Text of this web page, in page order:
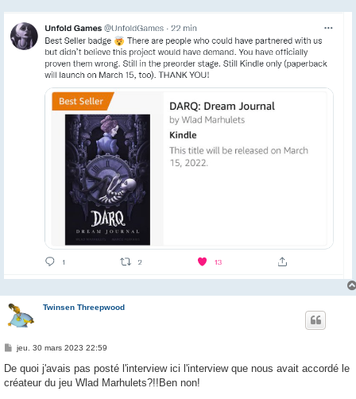
e
Twinsen Threepwood
M
s
a
jeu. 30 mars 2023 22:59
De quoi j'avais pas posté l'interview ici l'interview que nous avait accordé le
créateur du jeu Wlad Marhulets?!!Ben non!